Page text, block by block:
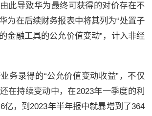
此导致华为最终可获得的对价存在不
为在后续财务报表中将其列为“处置子
金融工具的公允价值变动”，计入非经
务录得的“公允价值变动收益”，不仅
在持续变动中，在2023年一季度的利
亿，到2023年半年报中就暴增到了364